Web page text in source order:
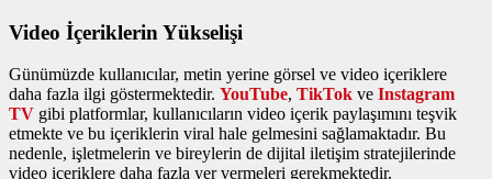
Video İçeriklerin Yükselişi
Günümüzde kullanıcılar, metin yerine görsel ve video içeriklere
daha fazla ilgi göstermektedir. YouTube, TikTok ve Instagram
TV gibi platformlar, kullanıcıların video içerik paylaşımını teşvik
etmekte ve bu içeriklerin viral hale gelmesini sağlamaktadır. Bu
nedenle, işletmelerin ve bireylerin de dijital iletişim stratejilerinde
video içeriklere daha fazla yer vermeleri gerekmektedir.